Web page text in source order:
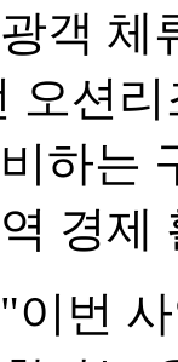
객 체
오션
하는
경제
이번